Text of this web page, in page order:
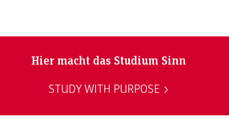
Hier macht das Studium Sinn
STUDY WITH PURPOSE